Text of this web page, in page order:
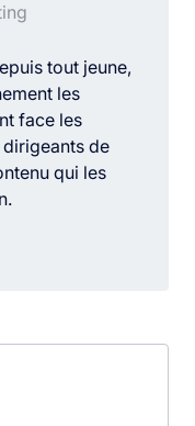
tout jeune,
les
face les
de
qui les